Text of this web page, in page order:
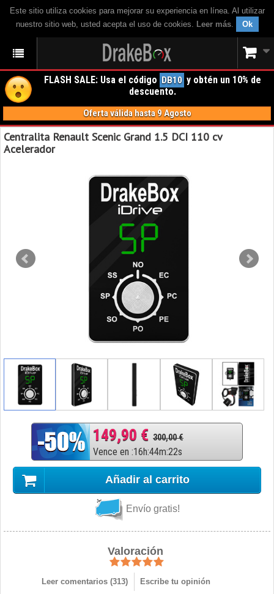
Este sitio utiliza cookies para mejorar su experiencia en línea. Al utilizar
nuestro sitio web, usted acepta el uso de cookies. Leer más. Ok
FLASH SALE: Usa el código DB10 y obtén un 10% de
descuento.
Oferta válida hasta 9 Agosto
Centralita Renault Scenic Grand 1.5 DCI 110 cv
Acelerador
149,90 € 300,00 €
Vence en :16h:44m:21s
Añadir al carrito
Envío gratis!
Valoración
Leer comentarios (313) Escribe tu opinión